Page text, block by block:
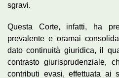
sgravi.
Questa Corte, infatti, ha
prevalente e oramai
dato continuità giuridica, il
contrasto giurisprudenziale,
contributi evasi, effettuata ai